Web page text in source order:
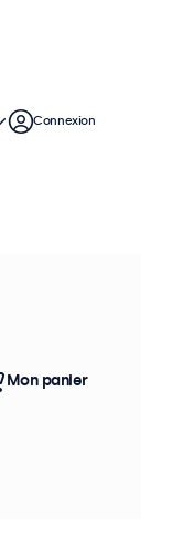
Connexion
Mon panier